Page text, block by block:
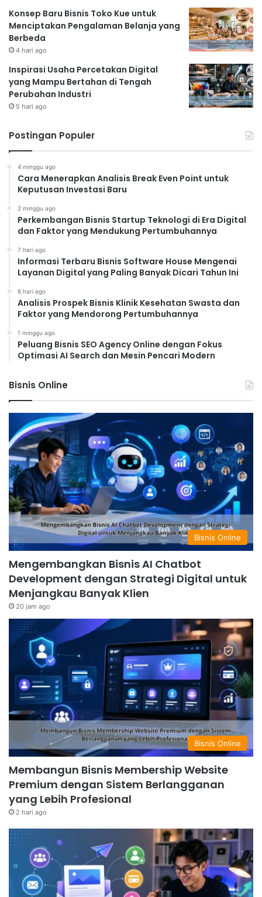
Konsep Baru Bisnis Toko Kue untuk
Menciptakan Pengalaman Belanja yang
Berbeda
4 hari ago
Inspirasi Usaha Percetakan Digital
yang Mampu Bertahan di Tengah
Perubahan Industri
5 hari ago
Postingan Populer
4 minggu ago
Cara Menerapkan Analisis Break Even Point untuk
Keputusan Investasi Baru
2 minggu ago
Perkembangan Bisnis Startup Teknologi di Era Digital
dan Faktor yang Mendukung Pertumbuhannya
7 hari ago
Informasi Terbaru Bisnis Software House Mengenai
Layanan Digital yang Paling Banyak Dicari Tahun Ini
6 hari ago
Analisis Prospek Bisnis Klinik Kesehatan Swasta dan
Faktor yang Mendorong Pertumbuhannya
1 minggu ago
Peluang Bisnis SEO Agency Online dengan Fokus
Optimasi AI Search dan Mesin Pencari Modern
Bisnis Online
Bisnis Online
Mengembangkan Bisnis AI Chatbot
Development dengan Strategi Digital untuk
Menjangkau Banyak Klien
20 jam ago
Bisnis Online
Membangun Bisnis Membership Website
Premium dengan Sistem Berlangganan
yang Lebih Profesional
2 hari ago